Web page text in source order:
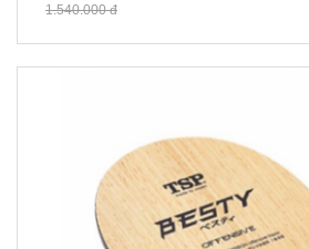
1.540.000 đ